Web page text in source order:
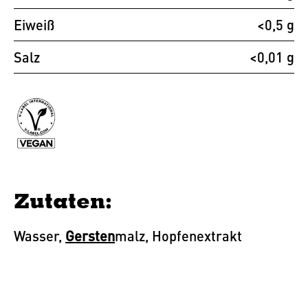
Eiweiß
<0,5 g
Salz
<0,01 g
Zutaten:
Wasser, Gerstenmalz, Hopfenextrakt